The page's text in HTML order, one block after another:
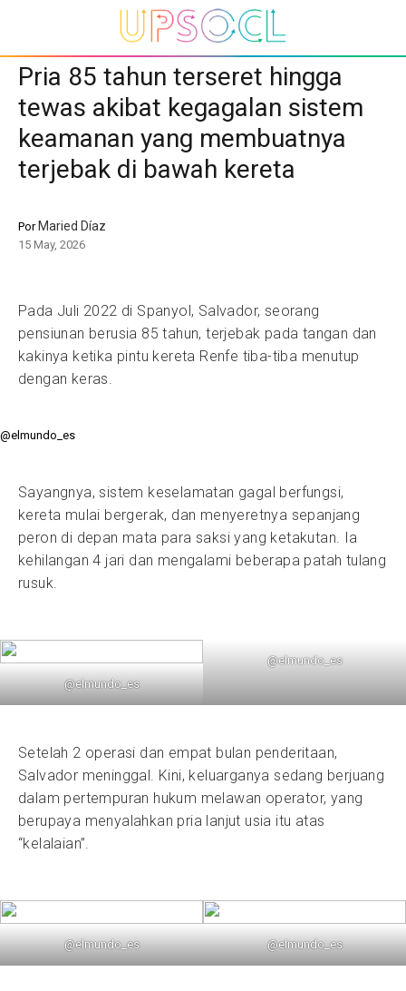
Pria 85 tahun terseret hingga
tewas akibat kegagalan sistem
keamanan yang membuatnya
terjebak di bawah kereta
Por Maried Díaz
15 May, 2026
Pada Juli 2022 di Spanyol, Salvador, seorang
pensiunan berusia 85 tahun, terjebak pada tangan dan
kakinya ketika pintu kereta Renfe tiba-tiba menutup
dengan keras.
@elmundo_es
Sayangnya, sistem keselamatan gagal berfungsi,
kereta mulai bergerak, dan menyeretnya sepanjang
peron di depan mata para saksi yang ketakutan. Ia
kehilangan 4 jari dan mengalami beberapa patah tulang
rusuk.
@elmundo_es
@elmundo_es
Setelah 2 operasi dan empat bulan penderitaan,
Salvador meninggal. Kini, keluarganya sedang berjuang
dalam pertempuran hukum melawan operator, yang
berupaya menyalahkan pria lanjut usia itu atas
“kelalaian”.
@elmundo_es @elmundo_es